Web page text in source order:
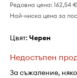
Редовна цена: 162,54 €
Най-ниска цена за
Цвят: черен
Недостъпен
За съжаление,